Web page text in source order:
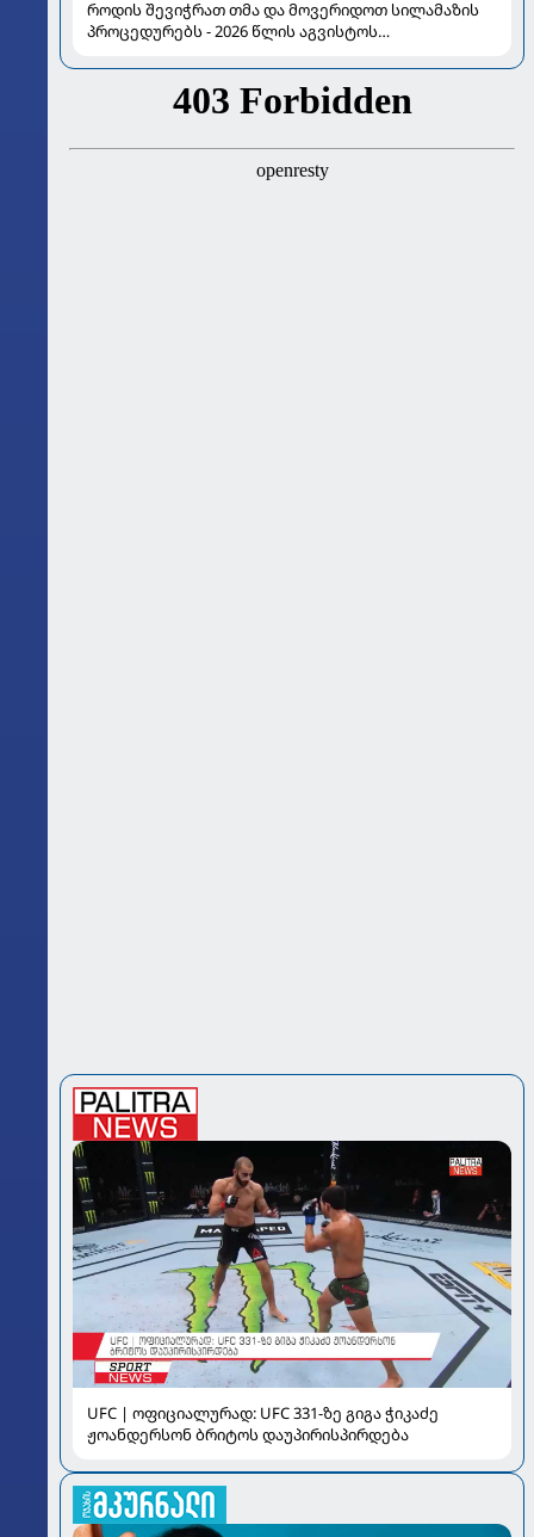
როდის შევიჭრათ თმა და მოვერიდოთ სილამაზის
პროცედურებს - 2026 წლის აგვისტოს
UFC | ოფიციალურად: UFC 331-ზე გიგა ჭიკაძე
ჟოანდერსონ ბრიტოს დაუპირისპირდება